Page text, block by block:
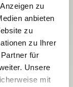
zu
anbieten
zu
zu Ihrer
für
Unsere
mit